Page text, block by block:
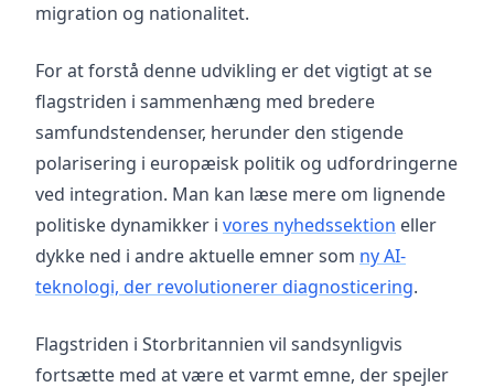
migration og nationalitet.
For at forstå denne udvikling er det vigtigt at se
flagstriden i sammenhæng med bredere
samfundstendenser, herunder den stigende
polarisering i europæisk politik og udfordringerne
ved integration. Man kan læse mere om lignende
politiske dynamikker i vores nyhedssektion eller
dykke ned i andre aktuelle emner som ny AI-
teknologi, der revolutionerer diagnosticering.
Flagstriden i Storbritannien vil sandsynligvis
fortsætte med at være et varmt emne, der spejler